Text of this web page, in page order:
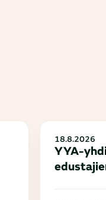
18.8.2026
YYA-